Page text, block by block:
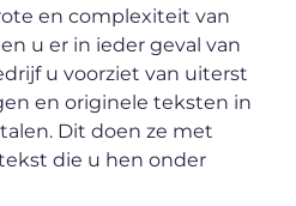
en complexiteit van
u er in ieder geval van
u voorziet van uiterst
en originele teksten in
Dit doen ze met
die u hen onder